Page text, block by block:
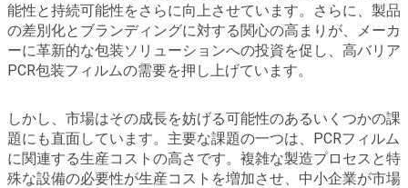
能性と持続可能性をさらに向上させています。さらに、製品
の差別化とブランディングに対する関心の高まりが、メーカ
ーに革新的な包装ソリューションへの投資を促し、高バリア
PCR包装フィルムの需要を押し上げています。
しかし、市場はその成長を妨げる可能性のあるいくつかの課
題にも直面しています。主要な課題の一つは、PCRフィルム
に関連する生産コストの高さです。複雑な製造プロセスと特
殊な設備の必要性が生産コストを増加させ、中小企業が市場